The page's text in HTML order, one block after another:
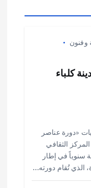
وفنون
كلباء
«دورة عناصر
الثقافي
سنوياً في إطار
الذي تُقام دورته…